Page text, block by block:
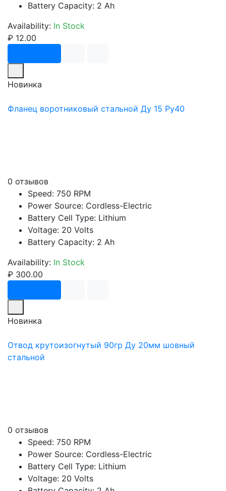
Battery Capacity: 2 Ah
Availability: In Stock
₽ 12.00
Новинка
Фланец воротниковый стальной Ду 15 Ру40
0 отзывов
Speed: 750 RPM
Power Source: Cordless-Electric
Battery Cell Type: Lithium
Voltage: 20 Volts
Battery Capacity: 2 Ah
Availability: In Stock
₽ 300.00
Новинка
Отвод крутоизогнутый 90гр Ду 20мм шовный
стальной
0 отзывов
Speed: 750 RPM
Power Source: Cordless-Electric
Battery Cell Type: Lithium
Voltage: 20 Volts